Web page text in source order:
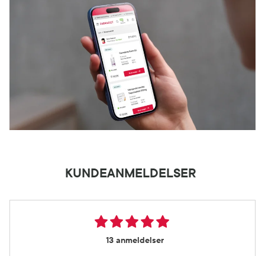
KUNDEANMELDELSER
13 anmeldelser